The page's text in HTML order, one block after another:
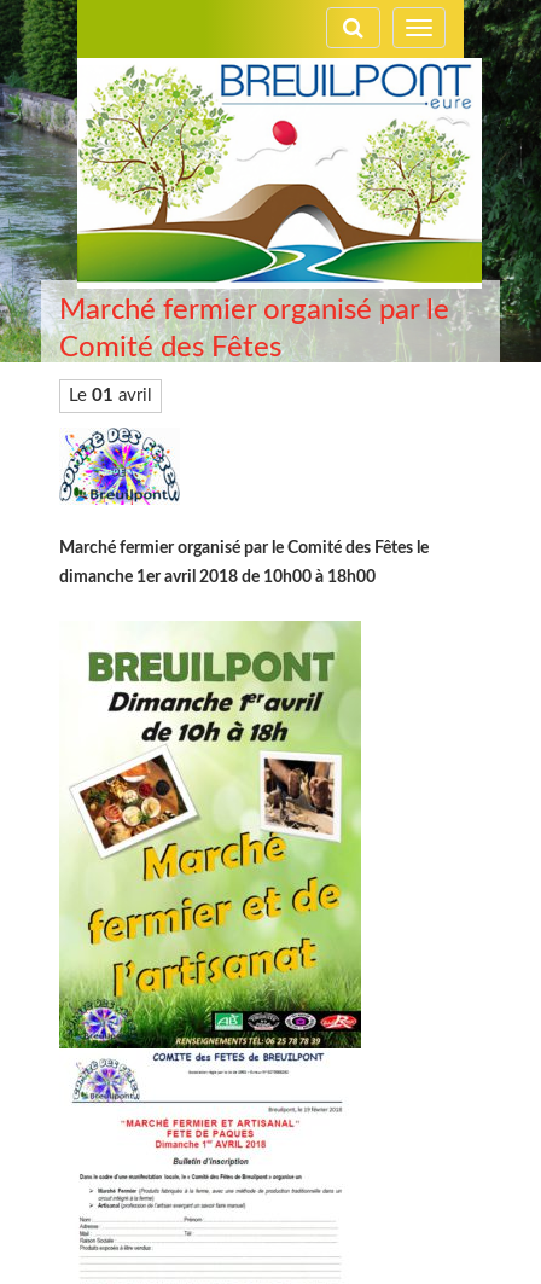
Gestion des traceurs
Toggle
navigation
Marché fermier organisé par le
Comité des Fêtes
Le 01 avril
Marché fermier organisé par le Comité des Fêtes le
dimanche 1er avril 2018 de 10h00 à 18h00